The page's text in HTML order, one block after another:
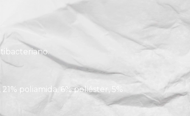
poliamida, 6% poliéster, 5%